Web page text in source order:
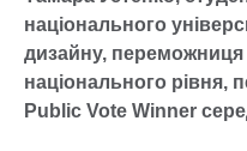
національного
дизайну, переможниця
національного рівня,
Public Vote Winner